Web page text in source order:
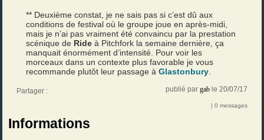
** Deuxième constat, je ne sais pas si c’est dû aux
conditions de festival où le groupe joue en après-midi,
mais je n’ai pas vraiment été convaincu par la prestation
scénique de Ride à Pitchfork la semaine dernière, ça
manquait énormément d’intensité. Pour voir les
morceaux dans un contexte plus favorable je vous
recommande plutôt leur passage àGlastonbury
Partager : publié par gab le 20/07/17
| 0 messages
Informations